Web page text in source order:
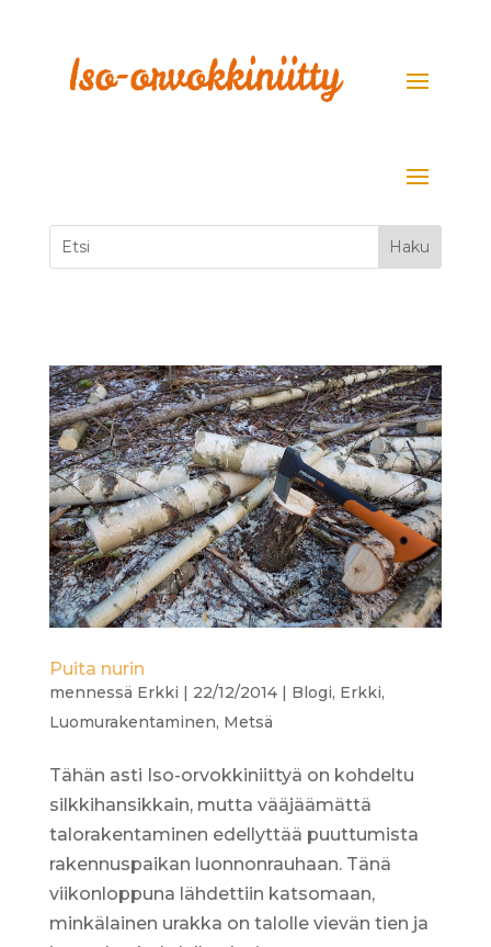
Puita nurin
mennessä Erkki | 22/12/2014| Blogi, Erkki,
Luomurakentaminen, Metsä
Tähän asti Iso-orvokkiniittyä on kohdeltu
silkkihansikkain, mutta vääjäämättä
talorakentaminen edellyttää puuttumista
rakennuspaikan luonnonrauhaan. Tänä
viikonloppuna lähdettiin katsomaan,
minkälainen urakka on talolle vievän tien ja